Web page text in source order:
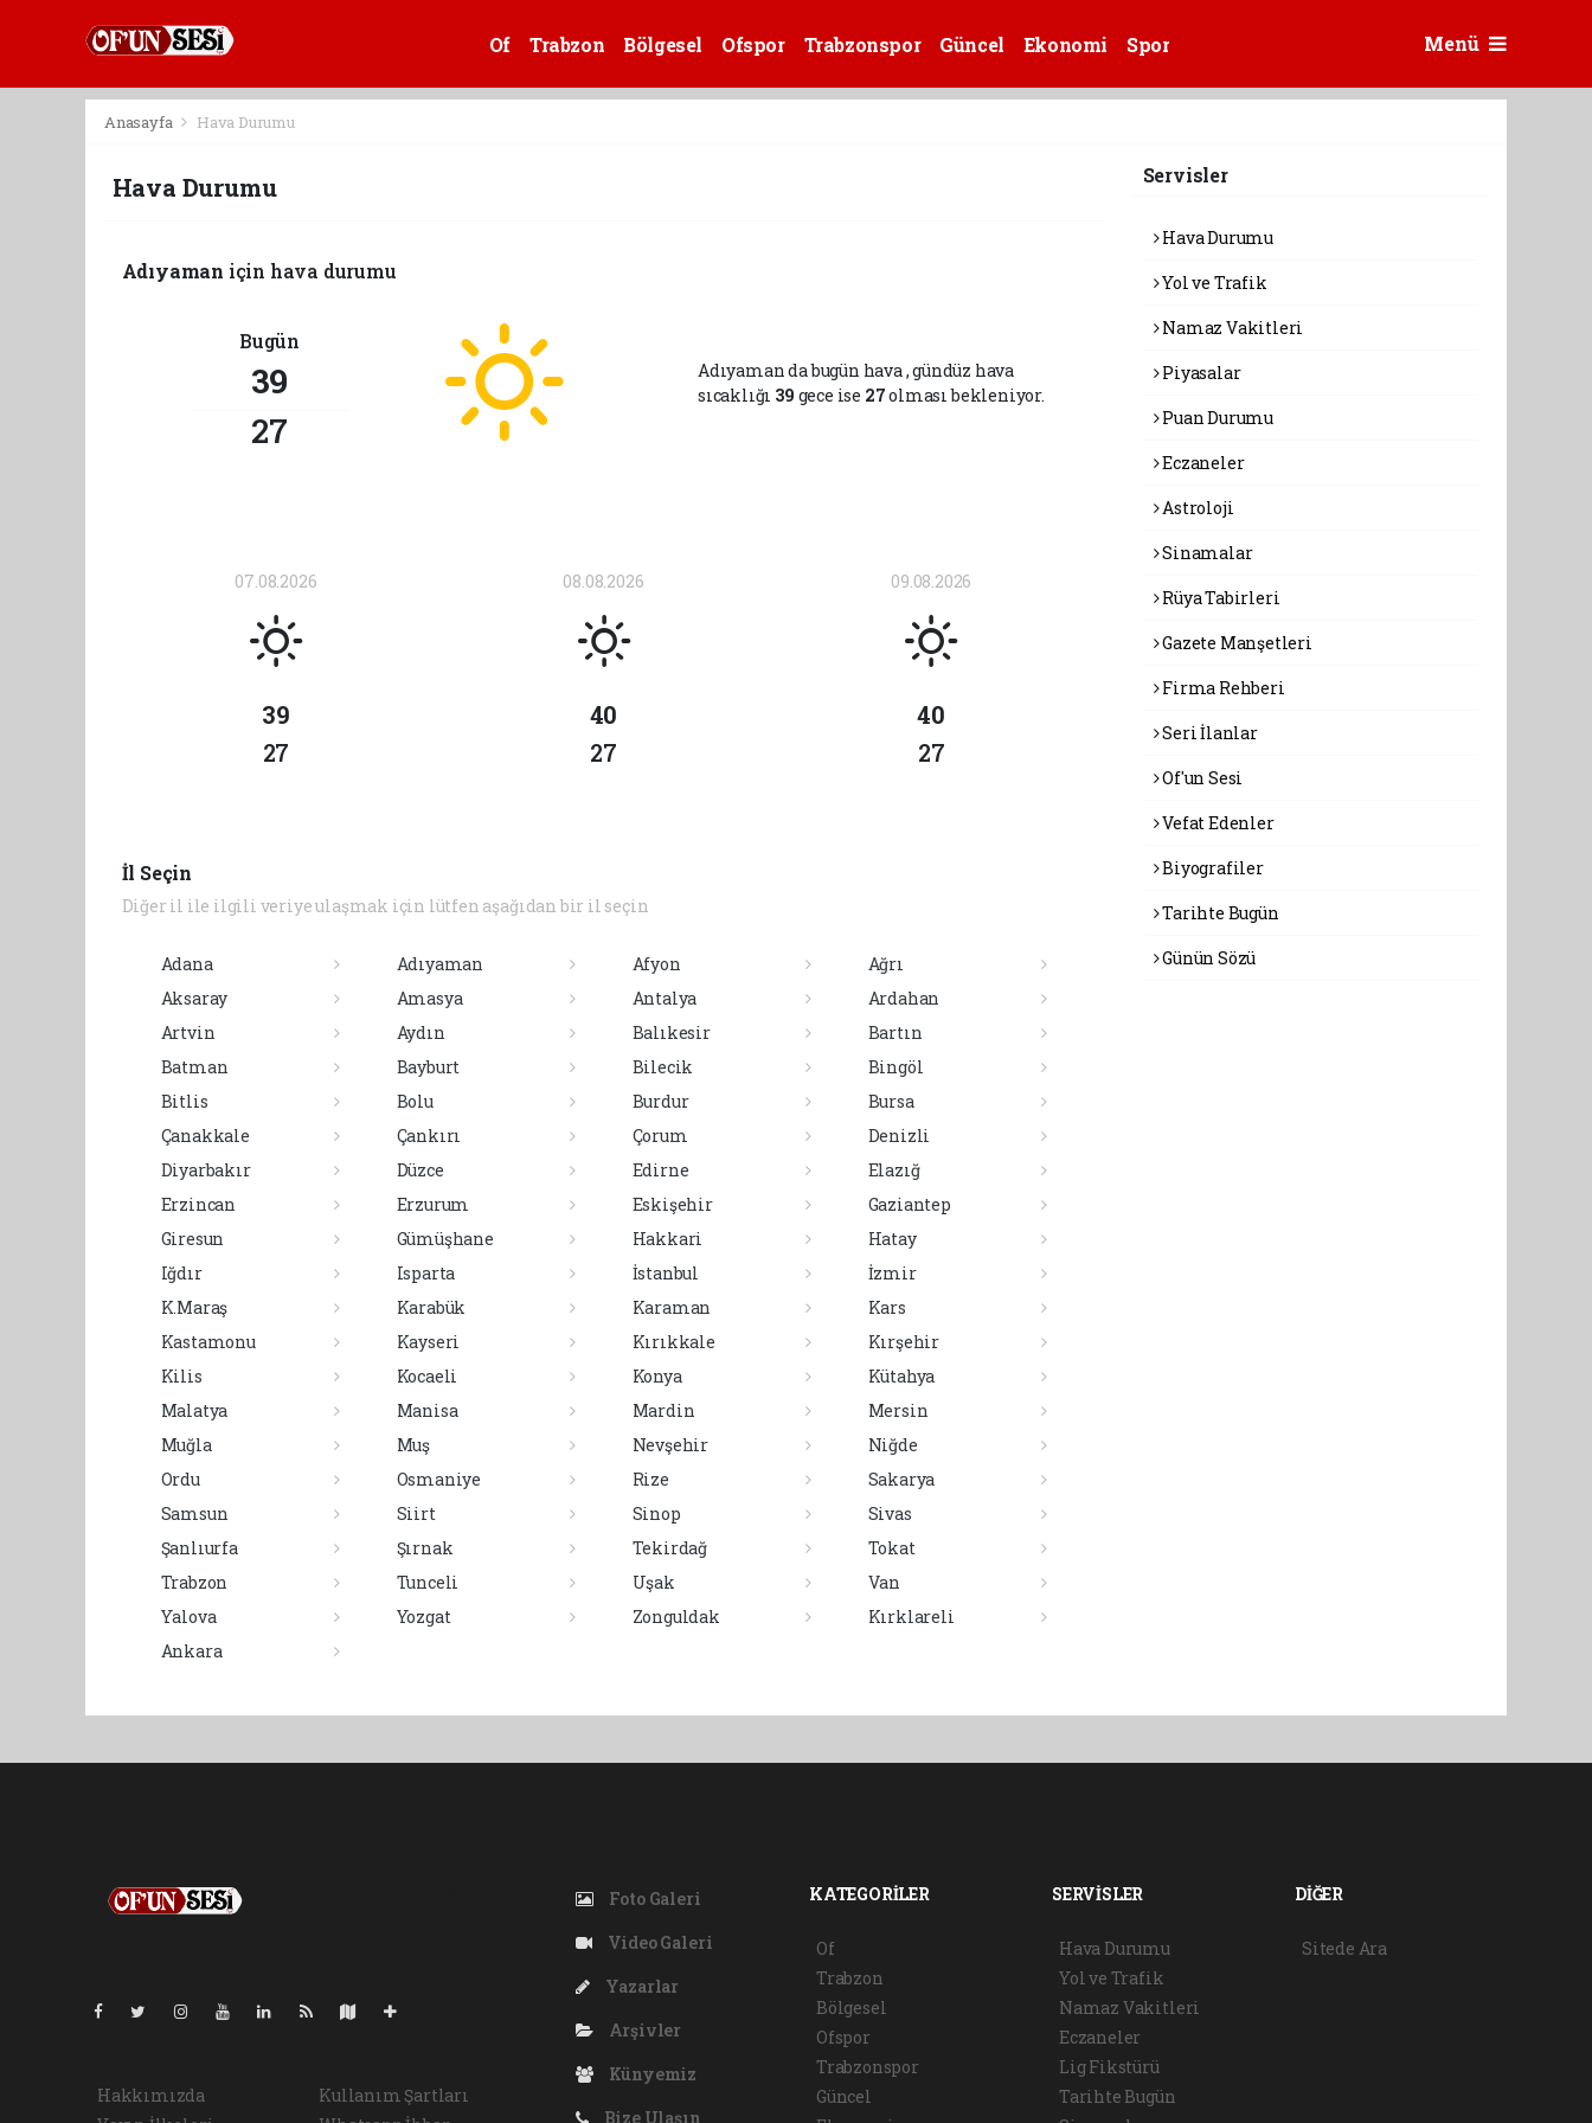
Of Trabzon Bölgesel Ofspor Trabzonspor Güncel Ekonomi Spor Menü
Anasayfa Hava Durumu
Hava Durumu
Adıyaman için hava durumu
Bugün
39
27
Adıyaman da bugün hava, gündüz hava
sıcaklığı 39 gece ise 27olması bekleniyor.
07.08.2026
39
27
08.08.2026
40
27
09.08.2026
40
27
İl Seçin
Diğer il ile ilgili veriye ulaşmak için lütfen aşağıdan bir il seçin
Adana Adıyaman Afyon
Ağrı
Aksaray
Amasya Antalya
Ardahan
Artvin
Aydın Balıkesir
Bartın
Batman
Bayburt Bilecik
Bingöl
Bitlis
Bolu Burdur
Bursa
Çanakkale
Çankırı Çorum
Denizli
Diyarbakır
Düzce Edirne
Elazığ
Erzincan
Erzurum Eskişehir
Gaziantep
Giresun
Gümüşhane Hakkari
Hatay
Iğdır
Isparta İstanbul
İzmir
K.Maraş
Karabük Karaman
Kars
Kastamonu
Kayseri Kırıkkale
Kırşehir
Kilis
Kocaeli Konya
Kütahya
Malatya
Manisa Mardin
Mersin
Muğla
Muş Nevşehir
Niğde
Ordu
Osmaniye Rize
Sakarya
Samsun
Siirt Sinop
Sivas
Şanlıurfa
Şırnak Tekirdağ
Tokat
Trabzon
Tunceli Uşak
Van
Yalova
Yozgat Zonguldak
Kırklareli
Ankara
Servisler
Hava Durumu
Yol ve Trafik
Namaz Vakitleri
Piyasalar
Puan Durumu
Eczaneler
Astroloji
Sinamalar
Rüya Tabirleri
Gazete Manşetleri
Firma Rehberi
Seri İlanlar
Of'un Sesi
Vefat Edenler
Biyografiler
Tarihte Bugün
Günün Sözü
Hakkımızda
Kullanım Şartları
Foto Galeri
Video Galeri
Yazarlar
Arşivler
Künyemiz
Bize Ulaşın
KATEGORİLER
Of
Trabzon
Bölgesel
Ofspor
Trabzonspor
Güncel
SERVİSLER
Hava Durumu
Yol ve Trafik
Namaz Vakitleri
Eczaneler
Lig Fikstürü
Tarihte Bugün
DİĞER
Sitede Ara